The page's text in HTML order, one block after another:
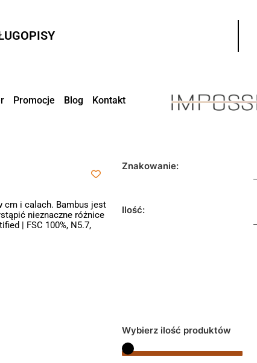
Promocje Blog Kontakt
cm i calach. Bambus jest
nieznaczne różnice
| FSC 100%, N5.7,
Znakowanie:
Ilość:
Wybierz ilość produktów